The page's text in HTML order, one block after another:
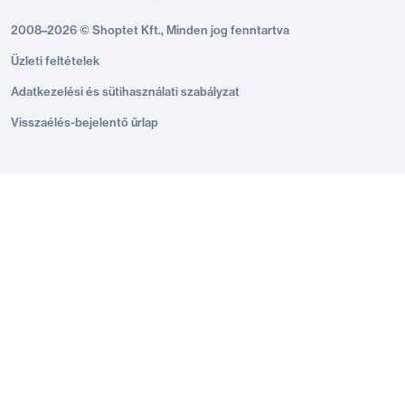
2008–2026 © Shoptet Kft., Minden jog fenntartva
Üzleti feltételek
Adatkezelési és sütihasználati szabályzat
Visszaélés-bejelentő űrlap